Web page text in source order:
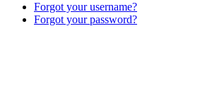
Forgot your username?
Forgot your password?